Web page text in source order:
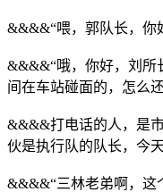
&&&&“喂，郭队长，你
&&&&“哦，你好，刘所
间在车站碰面的，怎么
&&&&打电话的人，是
伙是执行队的队长，今
&&&&“三林老弟啊，